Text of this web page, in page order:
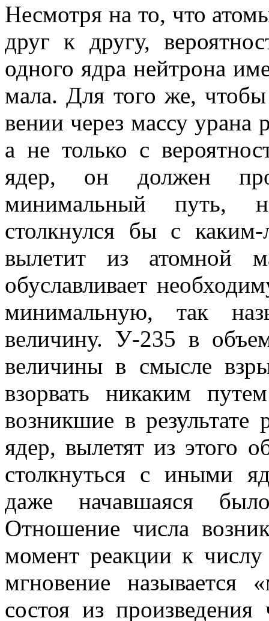
Несмотря на то, что
друг к другу,
одного ядра нейтрона
мала. Для того же,
вении через массу
а не только с
ядер, он должен
минимальный путь,
столкнулся бы с
вылетит из атомной
обуславливает
минимальную, так
величину. У-235 в
величины в смысле
взорвать ни­каким
возникшие в результате
ядер, вылетят из этого
столкнуться с иными
даже начавшаяся
Отношение числа
момент реакции к
мгновение на­зывается
состоя из